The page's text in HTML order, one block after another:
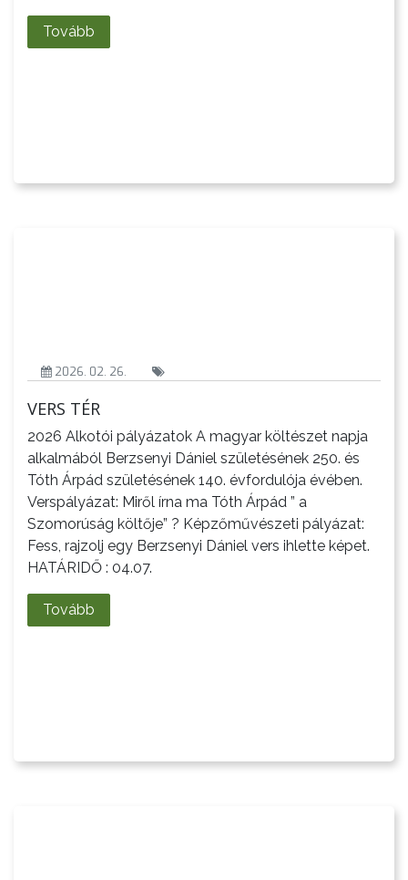
GYÖNGYÖS
VÁROS
INFORMÁCIÓK
A
VÁROS
PÉNZÜGYEI
Tovább
2026. 02. 26.
VERS TÉR
2026 Alkotói pályázatok A magyar költészet napja
alkalmából Berzsenyi Dániel születésének 250. és
Tóth Árpád születésének 140. évfordulója évében.
Verspályázat: Miről írna ma Tóth Árpád ” a
Szomorúság költője” ? Képzőművészeti pályázat:
Fess, rajzolj egy Berzsenyi Dániel vers ihlette képet.
HATÁRIDŐ : 04.07.
Tovább